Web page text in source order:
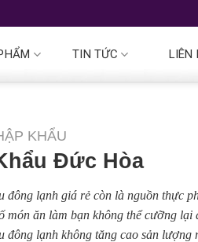
TIN TỨC LIÊN
KHẨU
Đức Hòa
lạnh giá rẻ còn là nguồn thực
ăn làm bạn không thể cưỡng
lạnh không tăng cao sản lượng